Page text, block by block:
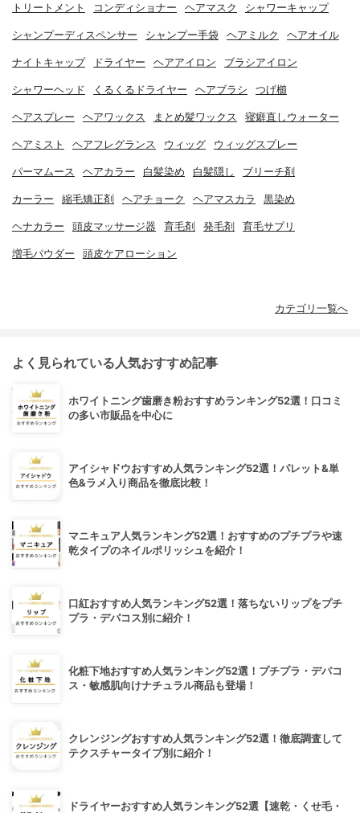
トリートメント コンディショナー ヘアマスク シャワーキャップ
シャンプーディスペンサー シャンプー手袋 ヘアミルク ヘアオイル
ナイトキャップ ドライヤー ヘアアイロン ブラシアイロン
シャワーヘッド くるくるドライヤー ヘアブラシ つげ櫛
ヘアスプレー ヘアワックス まとめ髪ワックス 寝癖直しウォーター
ヘアミスト ヘアフレグランス ウィッグ ウィッグスプレー
パーマムース ヘアカラー 白髪染め 白髪隠し ブリーチ剤
カーラー 縮毛矯正剤 ヘアチョーク ヘアマスカラ 黒染め
ヘナカラー 頭皮マッサージ器 育毛剤 発毛剤 育毛サプリ
増毛パウダー 頭皮ケアローション
カテゴリ一覧へ
よく見られている人気おすすめ記事
ホワイトニング歯磨き粉おすすめランキング52選！口コミ
の多い市販品を中心に
アイシャドウおすすめ人気ランキング52選！パレット&単
色&ラメ入り商品を徹底比較！
マニキュア人気ランキング52選！おすすめのプチプラや速
乾タイプのネイルポリッシュを紹介！
口紅おすすめ人気ランキング52選！落ちないリップをプチ
プラ・デパコス別に紹介！
化粧下地おすすめ人気ランキング52選！プチプラ・デパコ
ス・敏感肌向けナチュラル商品も登場！
クレンジングおすすめ人気ランキング52選！徹底調査して
テクスチャータイプ別に紹介！
ドライヤーおすすめ人気ランキング52選【速乾・くせ毛・